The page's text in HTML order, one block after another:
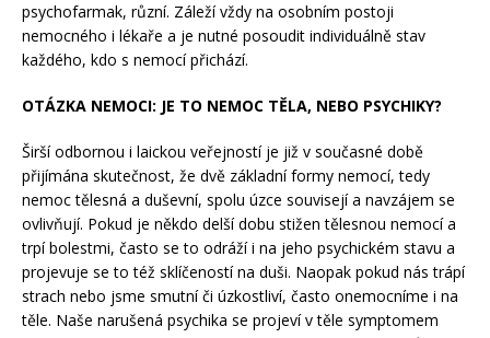
psychofarmak, různí. Záleží vždy na osobním postoji
nemocného i lékaře a je nutné posoudit individuálně stav
každého, kdo s nemocí přichází.
OTÁZKA NEMOCI: JE TO NEMOC TĚLA, NEBO PSYCHIKY?
Širší odbornou i laickou veřejností je již v současné době
přijímána skutečnost, že dvě základní formy nemocí, tedy
nemoc tělesná a duševní, spolu úzce souvisejí a navzájem se
ovlivňují. Pokud je někdo delší dobu stižen tělesnou nemocí a
trpí bolestmi, často se to odráží i na jeho psychickém stavu a
projevuje se to též sklíčeností na duši. Naopak pokud nás trápí
strach nebo jsme smutní či úzkostliví, často onemocníme i na
těle. Naše narušená psychika se projeví v těle symptomem